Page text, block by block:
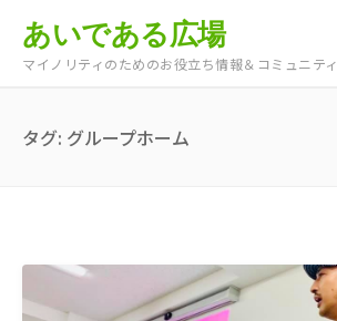
あいである広場
マイノリティのためのお役立ち情報＆コミュニティ
タグ: グループホーム